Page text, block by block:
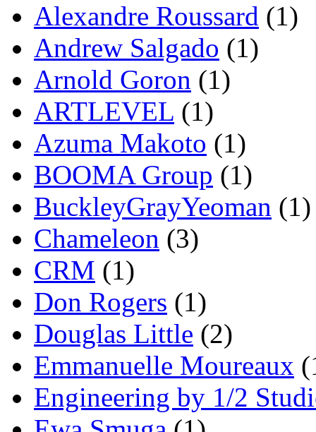
Alexandre Roussard (1)
Andrew Salgado (1)
Arnold Goron (1)
ARTLEVEL (1)
Azuma Makoto (1)
BOOMA Group (1)
BuckleyGrayYeoman (1)
Chameleon (3)
CRM (1)
Don Rogers (1)
Douglas Little (2)
Emmanuelle Moureaux
Engineering by 1/2